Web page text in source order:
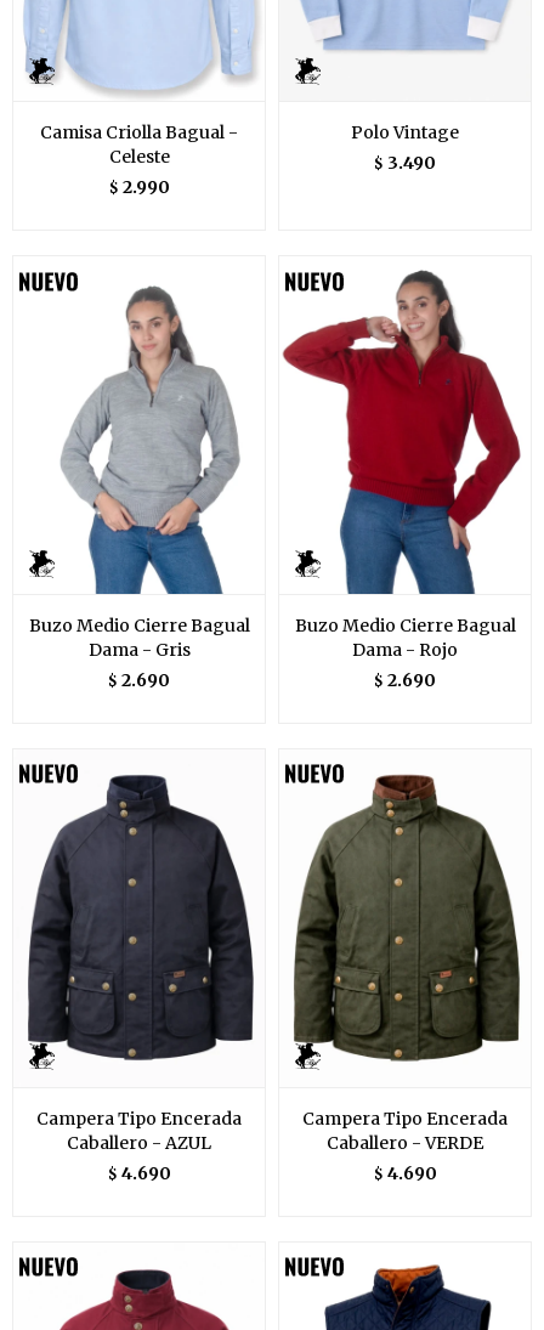
Camisa Criolla Bagual -
Celeste
$ 2.990
Polo Vintage
$ 3.490
Buzo Medio Cierre Bagual
Dama - Gris
$ 2.690
Buzo Medio Cierre Bagual
Dama - Rojo
$ 2.690
Campera Tipo Encerada
Caballero - AZUL
$ 4.690
Campera Tipo Encerada
Caballero - VERDE
$ 4.690